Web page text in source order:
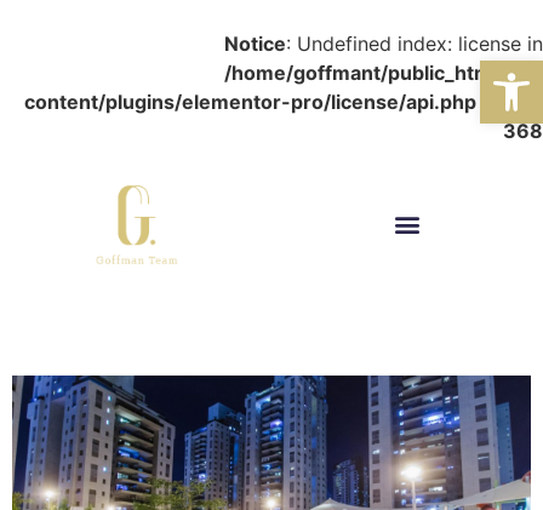
פתח סרגל נגישות
Notice: Undefined index: license in
/home/goffmant/public_html/wp-
content/plugins/elementor-pro/license/api.php on line
368